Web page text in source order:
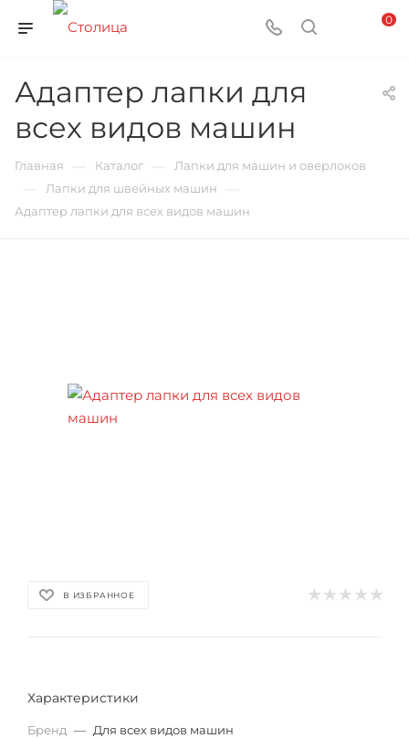
0
Адаптер лапки для
всех видов машин
Главная Каталог Лапки для машин и оверлоков
Лапки для швейных машин
Адаптер лапки для всех видов машин
В ИЗБРАННОЕ
Характеристики
Бренд — Для всех видов машин